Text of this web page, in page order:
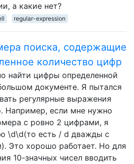
а какие нет?
regular-expression
поиска, содержащие
количество цифр
найти цифры определенной
документе. Я пытался
регулярные выражения
Например, если мне нужно
с ровно 2 цифрами, я
\d\d(то есть / d дважды с
Это хорошо работает. Но для
10-значных чисел вводить